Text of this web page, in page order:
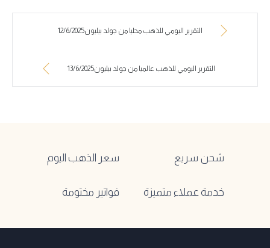
التقرير اليومي للذهب محليا من جولد بيليون12/6/2025
التقرير اليومي للذهب عالميا من جولد بيليون13/6/2025
شحن سريع سعر الذهب اليوم
خدمة عملاء متميزة فواتير مختومة